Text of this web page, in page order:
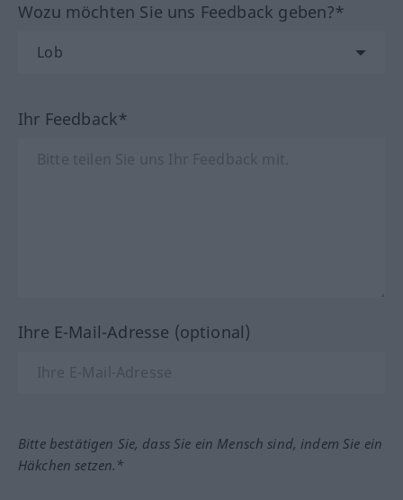
Wozu möchten Sie uns Feedback geben?*
Ihr Feedback*
Ihre E-Mail-Adresse (optional)
Bitte bestätigen Sie, dass Sie ein Mensch sind, indem Sie ein
Häkchen setzen.*